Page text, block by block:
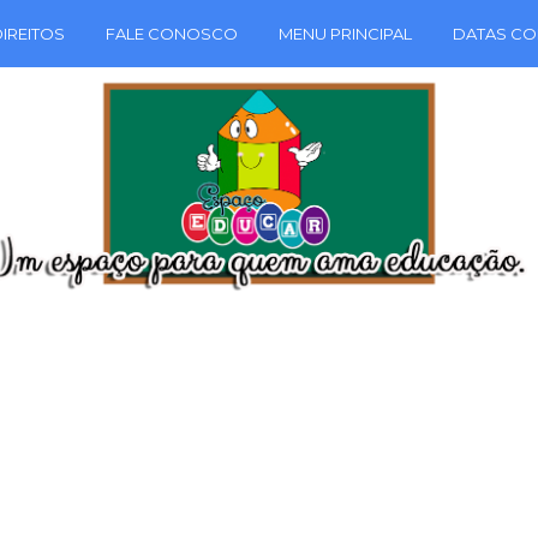
FALE CONOSCO MENU PRINCIPAL DATAS